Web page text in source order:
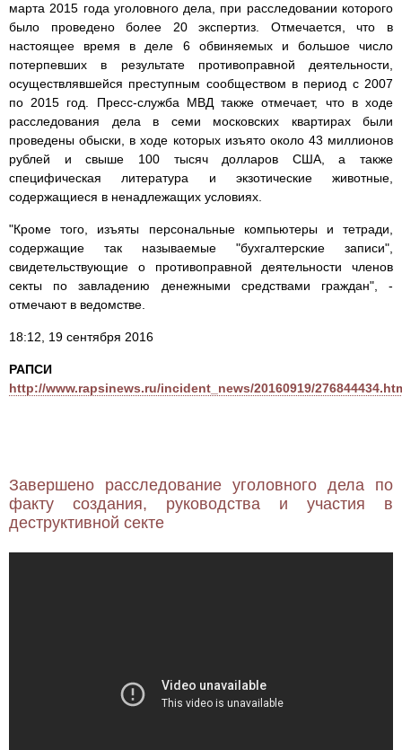
марта 2015 года уголовного дела, при расследовании которого
было проведено более 20 экспертиз. Отмечается, что в
настоящее время в деле 6 обвиняемых и большое число
потерпевших в результате противоправной деятельности,
осуществлявшейся преступным сообществом в период с 2007
по 2015 год. Пресс-служба МВД также отмечает, что в ходе
расследования дела в семи московских квартирах были
проведены обыски, в ходе которых изъято около 43 миллионов
рублей и свыше 100 тысяч долларов США, а также
специфическая литература и экзотические животные,
содержащиеся в ненадлежащих условиях.
"Кроме того, изъяты персональные компьютеры и тетради,
содержащие так называемые "бухгалтерские записи",
свидетельствующие о противоправной деятельности членов
секты по завладению денежными средствами граждан", -
отмечают в ведомстве.
18:12, 19 сентября 2016
РАПСИ
http://www.rapsinews.ru/incident_news/20160919/
Завершено расследование уголовного дела по
факту создания, руководства и участия в
деструктивной секте